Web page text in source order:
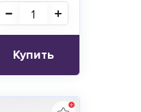
Купить